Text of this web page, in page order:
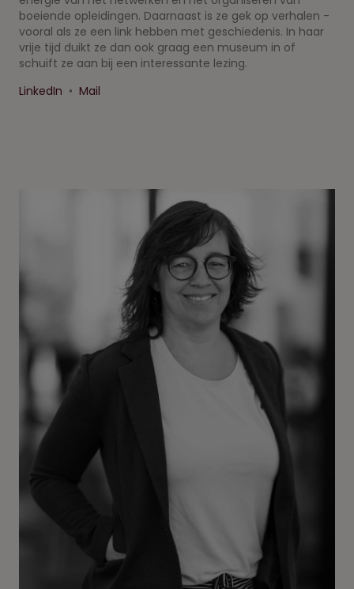
boeiende opleidingen. Daarnaast is ze gek op verhalen -
vooral als ze een link hebben met geschiedenis. In haar
vrije tijd duikt ze dan ook graag een museum in of
schuift ze aan bij een interessante lezing.
LinkedIn • Mail